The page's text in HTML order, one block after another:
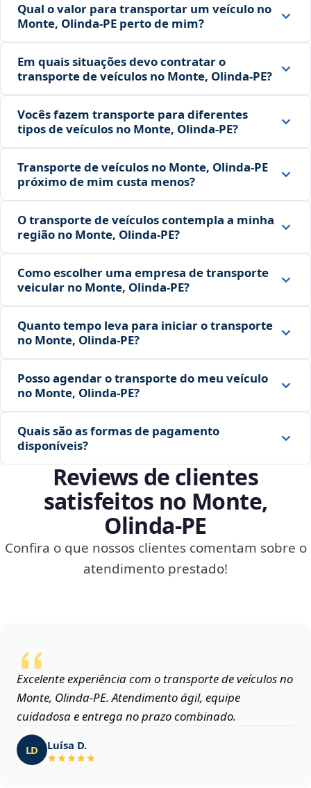
Qual o valor para transportar um veículo no
Monte, Olinda‑PE perto de mim?
Em quais situações devo contratar o
transporte de veículos no Monte, Olinda‑PE?
Vocês fazem transporte para diferentes
tipos de veículos no Monte, Olinda‑PE?
Transporte de veículos no Monte, Olinda‑PE
próximo de mim custa menos?
O transporte de veículos contempla a minha
região no Monte, Olinda‑PE?
Como escolher uma empresa de transporte
veicular no Monte, Olinda‑PE?
Quanto tempo leva para iniciar o transporte
no Monte, Olinda‑PE?
Posso agendar o transporte do meu veículo
no Monte, Olinda‑PE?
Quais são as formas de pagamento
disponíveis?
Reviews de clientes
satisfeitos no Monte,
Olinda‑PE
Confira o que nossos clientes comentam sobre o
atendimento prestado!
Excelente experiência com o transporte de veículos no
Monte, Olinda‑PE. Atendimento ágil, equipe
cuidadosa e entrega no prazo combinado.
LD Luísa D.